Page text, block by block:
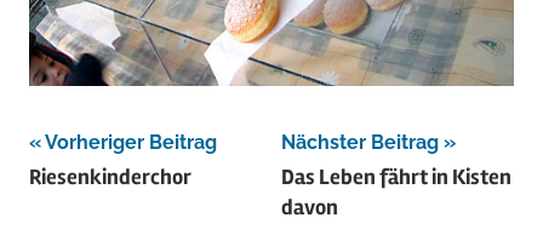
Beitragsnavigation
Vorheriger Beitrag
Riesenkinderchor
Nächster Beitrag
Das Leben fährt in Kisten
davon